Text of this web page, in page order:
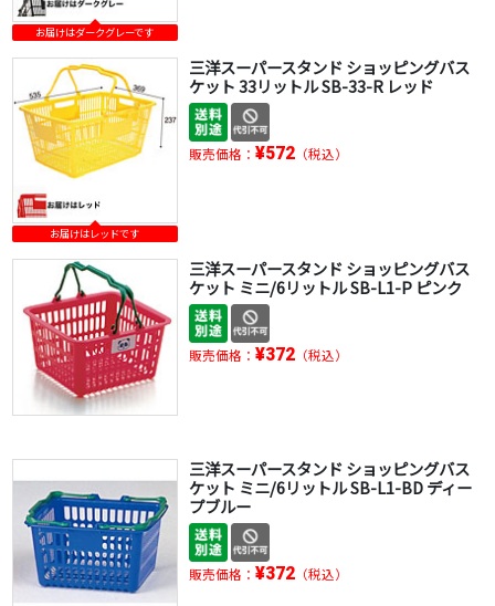
お届けはダークグレーです
お届けはレッドです
三洋スーパースタンド ショッピングバス
ケット 33リットル SB-33-R レッド
販売価格： ¥572（税込）
三洋スーパースタンド ショッピングバス
ケット ミニ/6リットル SB-L1-P ピンク
販売価格： ¥372（税込）
三洋スーパースタンド ショッピングバス
ケット ミニ/6リットル SB-L1-BD ディー
プブルー
販売価格： ¥372（税込）